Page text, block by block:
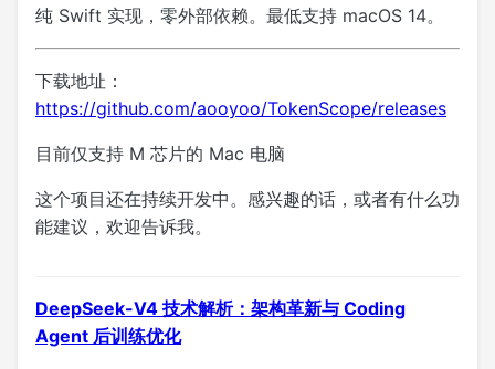
纯 Swift 实现，零外部依赖。最低支持 macOS 14。
下载地址：
https://github.com/aooyoo/TokenScope/releases
目前仅支持 M 芯片的 Mac 电脑
这个项目还在持续开发中。感兴趣的话，或者有什么功
能建议，欢迎告诉我。
DeepSeek-V4 技术解析：架构革新与 Coding
Agent 后训练优化